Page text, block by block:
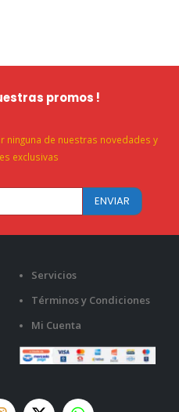
promos !
ninguna de nuestras novedades y
exclusivas
Servicios
Términos y Condiciones
Mi Cuenta